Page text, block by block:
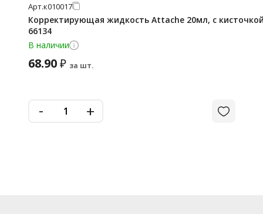
Арт.к010017
Корректирующая жидкость Attache 20мл, с
66134
В наличии
68.90₽ за шт.
- +